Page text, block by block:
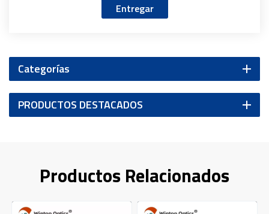
Entregar
Categorías
PRODUCTOS DESTACADOS
Productos Relacionados